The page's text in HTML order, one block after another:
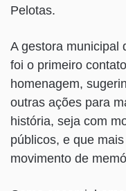
Pelotas.
A gestora municipal
foi o primeiro
homenagem,
outras ações para
história, seja com
públicos, e que
movimento de